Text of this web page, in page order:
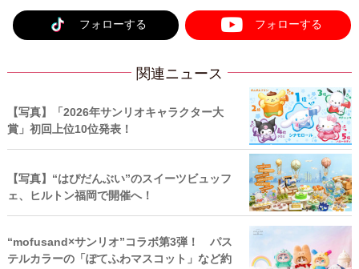
フォローする フォローする
関連ニュース
【写真】「2026年サンリオキャラクター大
賞」初回上位10位発表！
【写真】“はぴだんぶい”のスイーツビュッフ
ェ、ヒルトン福岡で開催へ！
“mofusand×サンリオ”コラボ第3弾！ パス
テルカラーの「ぽてふわマスコット」など約